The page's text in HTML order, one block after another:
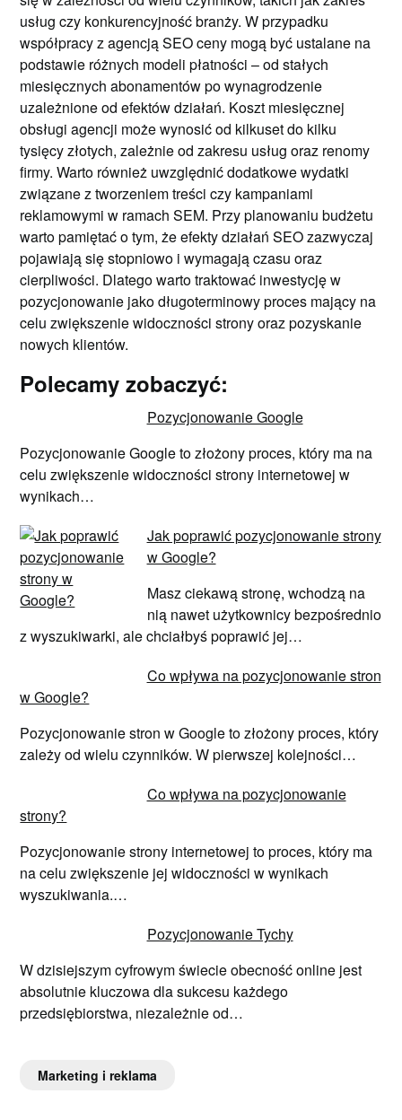
usług czy konkurencyjność branży. W przypadku
współpracy z agencją SEO ceny mogą być ustalane na
podstawie różnych modeli płatności – od stałych
miesięcznych abonamentów po wynagrodzenie
uzależnione od efektów działań. Koszt miesięcznej
obsługi agencji może wynosić od kilkuset do kilku
tysięcy złotych, zależnie od zakresu usług oraz renomy
firmy. Warto również uwzględnić dodatkowe wydatki
związane z tworzeniem treści czy kampaniami
reklamowymi w ramach SEM. Przy planowaniu budżetu
warto pamiętać o tym, że efekty działań SEO zazwyczaj
pojawiają się stopniowo i wymagają czasu oraz
cierpliwości. Dlatego warto traktować inwestycję w
pozycjonowanie jako długoterminowy proces mający na
celu zwiększenie widoczności strony oraz pozyskanie
nowych klientów.
Polecamy zobaczyć:
Pozycjonowanie Google
Pozycjonowanie Google to złożony proces, który ma na
celu zwiększenie widoczności strony internetowej w
wynikach…
Jak poprawić pozycjonowanie strony
w Google?
Masz ciekawą stronę, wchodzą na
nią nawet użytkownicy bezpośrednio
z wyszukiwarki, ale chciałbyś poprawić jej…
Co wpływa na pozycjonowanie stron
w Google?
Pozycjonowanie stron w Google to złożony proces, który
zależy od wielu czynników. W pierwszej kolejności…
Co wpływa na pozycjonowanie
strony?
Pozycjonowanie strony internetowej to proces, który ma
na celu zwiększenie jej widoczności w wynikach
wyszukiwania.…
Pozycjonowanie Tychy
W dzisiejszym cyfrowym świecie obecność online jest
absolutnie kluczowa dla sukcesu każdego
przedsiębiorstwa, niezależnie od…
Marketing i reklama